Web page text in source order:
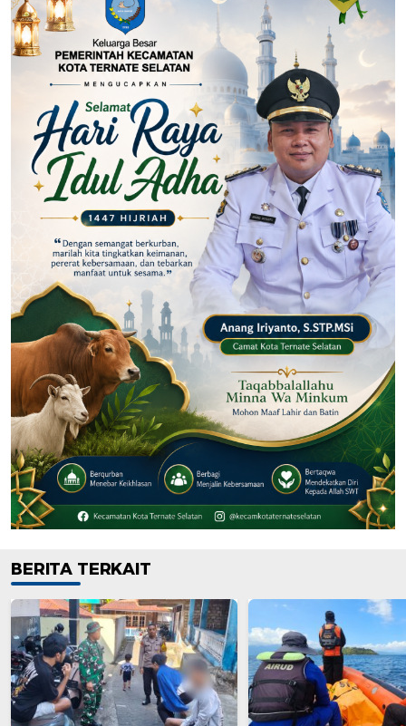
BERITA TERKAIT